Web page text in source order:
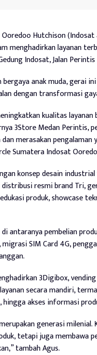
Hutchison
menghadirkan layanan
Indosat, Jalan
anak muda, gerai
dengan transformasi
kualitas
3Store Medan Perintis,
merasakan
Sumatera Indosat
konsep desain
resmi brand Tri,
produk, showcase
antaranya pembelian
SIM Card 4G,
3Digibox,
secara mandiri,
hingga akses informasi
generasi
tetapi juga membawa
tambah Agus.